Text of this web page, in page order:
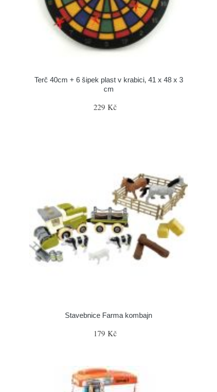
Terč 40cm + 6 šipek plast v krabici, 41 x 48 x 3
cm
229 Kč
Stavebnice Farma kombajn
179 Kč